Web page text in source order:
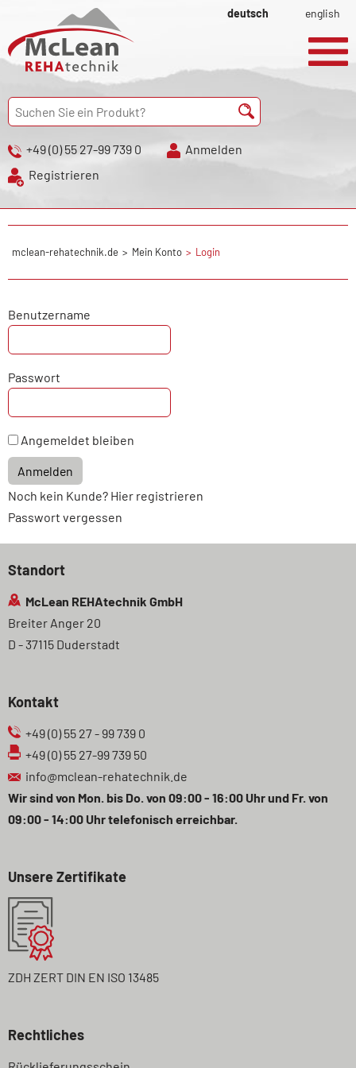
deutsch english
+49 (0) 55 27-99 739 0
Anmelden
Registrieren
mclean-rehatechnik.de Mein Konto Login
Benutzername
Passwort
Angemeldet bleiben
Anmelden
Noch kein Kunde? Hier registrieren
Passwort vergessen
Standort
McLean REHAtechnik GmbH
Breiter Anger 20
D - 37115 Duderstadt
Kontakt
+49 (0) 55 27 - 99 739 0
+49 (0) 55 27-99 739 50
info@mclean-rehatechnik.de
Wir sind von Mon. bis Do. von 09:00 - 16:00 Uhr und Fr. von
09:00 - 14:00 Uhr telefonisch erreichbar.
Unsere Zertifikate
ZDH ZERT DIN EN ISO 13485
Rechtliches